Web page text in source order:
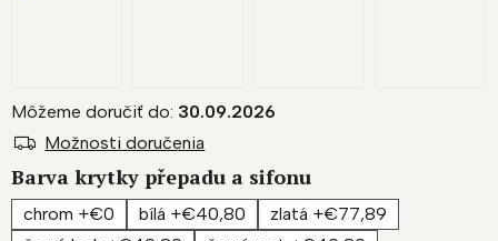
Môžeme doručiť do: 30.09.2026
Možnosti doručenia
Barva krytky přepadu a sifonu
chrom +€0 bílá +€40,80
zlatá +€77,89